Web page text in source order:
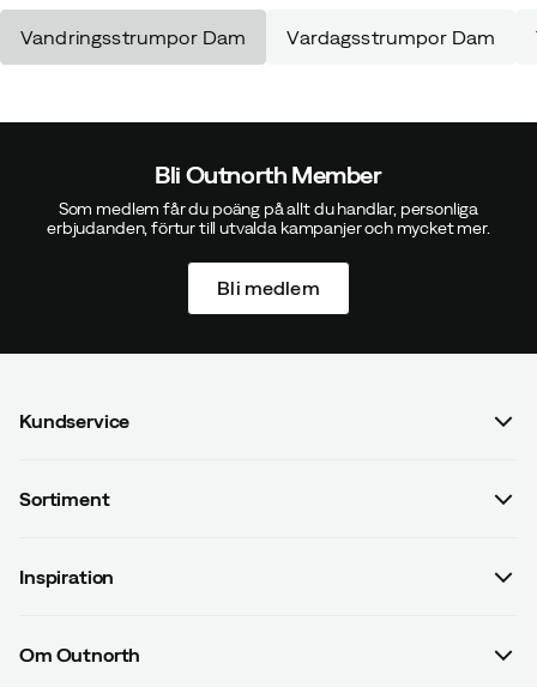
Vandringsstrumpor Dam Vardagsstrumpor Dam
Bli Outnorth Member
Som medlem får du poäng på allt du handlar, personliga
erbjudanden, förtur till utvalda kampanjer och mycket mer.
Bli medlem
Kundservice
Kontakta oss
Sortiment
Herr
Inspiration
#yesOutnorth
Om Outnorth